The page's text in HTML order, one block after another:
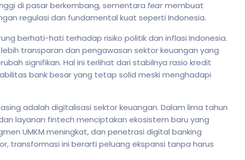
di pasar berkembang, sementara fearmembuat
regulasi dan fundamental kuat seperti Indonesia.
berhati-hati terhadap risiko politik dan inflasi Indonesia.
transparan dan pengawasan sektor keuangan yang
signifikan. Hal ini terlihat dari stabilnya rasio kredit
bank besar yang tetap solid meski menghadapi
adalah digitalisasi sektor keuangan. Dalam lima tahun
layanan fintech menciptakan ekosistem baru yang
UMKM meningkat, dan penetrasi digital banking
transformasi ini berarti peluang ekspansi tanpa harus